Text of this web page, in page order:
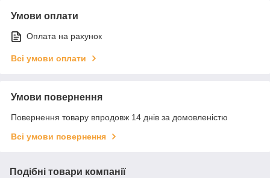
Умови оплати
Оплата на рахунок
Всі умови оплати
Умови повернення
Повернення товару впродовж 14 днів за домовленістю
Всі умови повернення
Подібні товари компанії